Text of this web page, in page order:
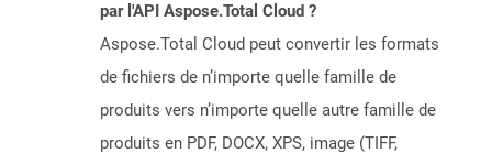
par l'API Aspose.Total Cloud ?
Aspose.Total Cloud peut convertir les formats
de fichiers de n’importe quelle famille de
produits vers n’importe quelle autre famille de
produits en PDF, DOCX, XPS, image (TIFF,